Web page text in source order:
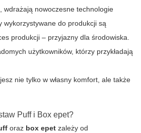
, wdrażają nowoczesne technologie
wykorzystywane do produkcji są
produkcji – przyjazny dla środowiska.
użytkowników, którzy przykładają
nie tylko w własny komfort, ale także
Puff i Box epet?
oraz box epet zależy od